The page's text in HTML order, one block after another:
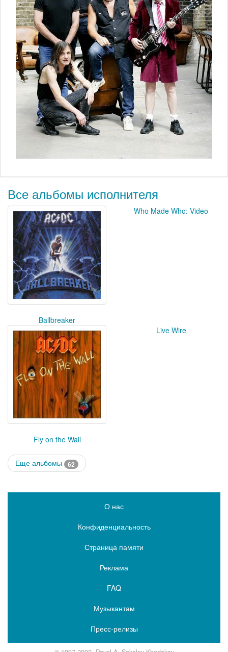
Все альбомы исполнителя
Ballbreaker
Who Made Who: Video
Fly on the Wall
Live Wire
Еще альбомы 62
О нас
Конфиденциальность
Страница памяти
Реклама
FAQ
Музыкантам
Пресс-релизы